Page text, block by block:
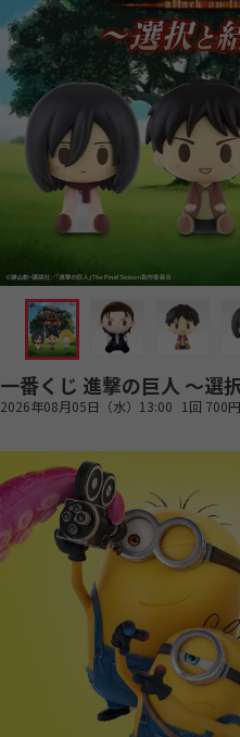
一番くじ 進撃の巨人 ～選
2026年08月05日（水）13:00 1回 700